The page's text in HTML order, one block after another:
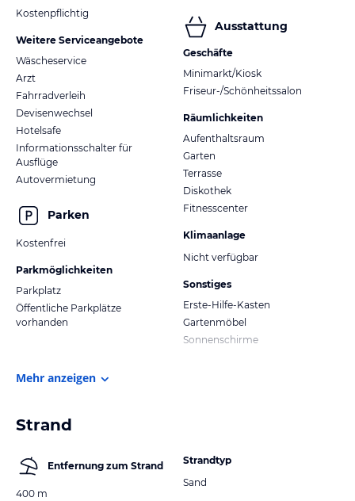
Kostenpflichtig
Weitere Serviceangebote
Wäscheservice
Arzt
Fahrradverleih
Devisenwechsel
Hotelsafe
Informationsschalter für
Ausflüge
Autovermietung
Parken
Kostenfrei
Parkmöglichkeiten
Parkplatz
Öffentliche Parkplätze
vorhanden
Ausstattung
Geschäfte
Minimarkt/Kiosk
Friseur-/Schönheitssalon
Räumlichkeiten
Aufenthaltsraum
Garten
Terrasse
Diskothek
Fitnesscenter
Klimaanlage
Nicht verfügbar
Sonstiges
Erste-Hilfe-Kasten
Gartenmöbel
Sonnenschirme
Mehr anzeigen
Strand
Entfernung zum Strand
400 m
Strandtyp
Sand